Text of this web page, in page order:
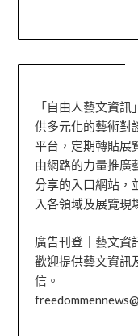
「自由人藝文資
供多元化的藝術對
平台，定期轉貼展
由網路的力量推廣
分享的入口網站，
入各領域及展覽現
廣告刊登｜藝文資
歡迎提供藝文資訊
信。